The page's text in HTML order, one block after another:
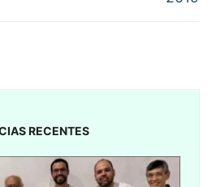
RECENTES